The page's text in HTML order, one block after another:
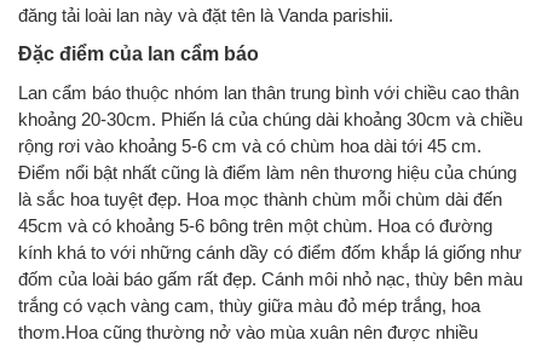
đăng tải loài lan này và đặt tên là Vanda parishii.
Đặc điểm của lan cẩm báo
Lan cẩm báo thuộc nhóm lan thân trung bình với chiều cao thân
khoảng 20-30cm. Phiến lá của chúng dài khoảng 30cm và chiều
rộng rơi vào khoảng 5-6 cm và có chùm hoa dài tới 45 cm.
Điểm nổi bật nhất cũng là điểm làm nên thương hiệu của chúng
là sắc hoa tuyệt đẹp. Hoa mọc thành chùm mỗi chùm dài đến
45cm và có khoảng 5-6 bông trên một chùm. Hoa có đường
kính khá to với những cánh dầy có điểm đốm khắp lá giống như
đốm của loài báo gấm rất đẹp. Cánh môi nhỏ nạc, thùy bên màu
trắng có vạch vàng cam, thùy giữa màu đỏ mép trắng, hoa
thơm.Hoa cũng thường nở vào mùa xuân nên được nhiều